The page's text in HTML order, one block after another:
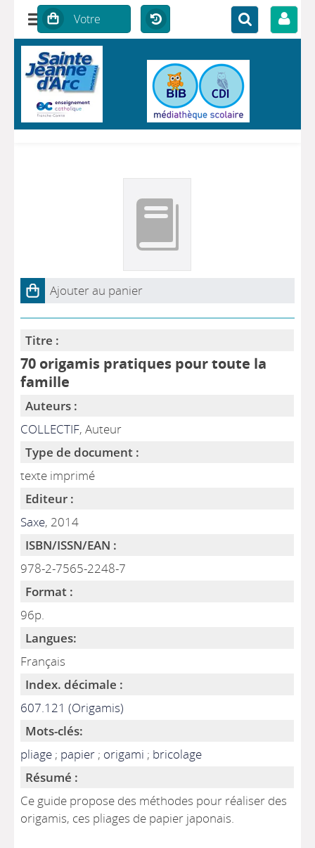
Ajouter au panier
Titre :
70 origamis pratiques pour toute la
famille
Auteurs :
COLLECTIF, Auteur
Type de document :
texte imprimé
Editeur :
Saxe, 2014
ISBN/ISSN/EAN :
978-2-7565-2248-7
Format :
96p.
Langues:
Français
Index. décimale :
607.121 (Origamis)
Mots-clés:
pliage ; papier ; origami ; bricolage
Résumé :
Ce guide propose des méthodes pour réaliser des
origamis, ces pliages de papier japonais.